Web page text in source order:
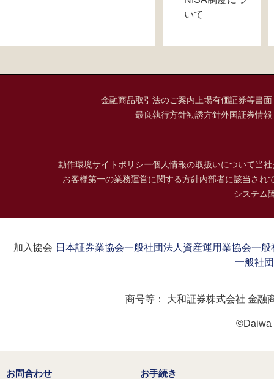
いて
金融商品取引法のご案内 上場有価証券等書
最良執行方針勧誘方針外国証券情
動作環境サイトポリシー個人情報の取扱いについて当
お客様第一の業務運営に関する方針内部者に該当され
システム
加入協会：日本証券業協会一般社団法人資産運用業協会一般
一般社
商号等： 大和証券株式会社 金融
©Daiwa
お問合わせ お手続き